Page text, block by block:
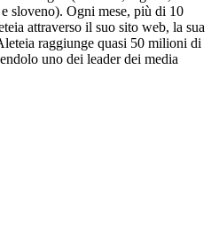
sloveno). Ogni mese, più di 10
attraverso il suo sito web, la sua
raggiunge quasi 50 milioni di
uno dei leader dei media